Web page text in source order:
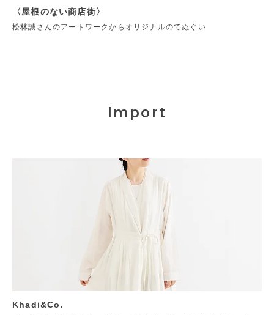
〈屋根のない商店街〉
松林誠さんのアートワークからオリジナルのてぬぐい
Import
Khadi&Co.